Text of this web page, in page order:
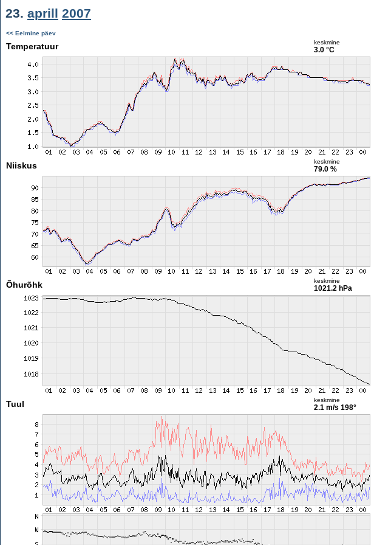
23. aprill 2007
<< Eelmine päev
Temperatuur keskmine
3.0 °C
Niiskus keskmine
79.0 %
Õhurõhk keskmine
1021.2 hPa
Tuul keskmine
2.1 m/s 198°